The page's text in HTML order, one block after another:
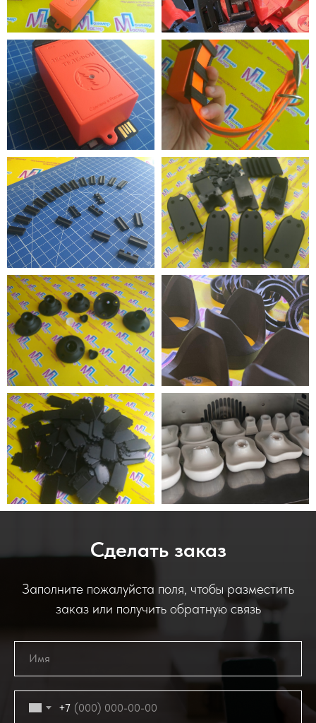
Сделать заказ
Заполните пожалуйста поля, чтобы разместить
заказ или получить обратную связь
+7